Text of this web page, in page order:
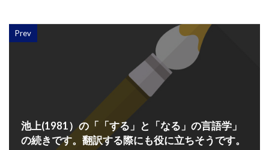
Prev
池上(1981）の「「する」と「なる」の言語学」
の続きです。翻訳する際にも役に立ちそうです。